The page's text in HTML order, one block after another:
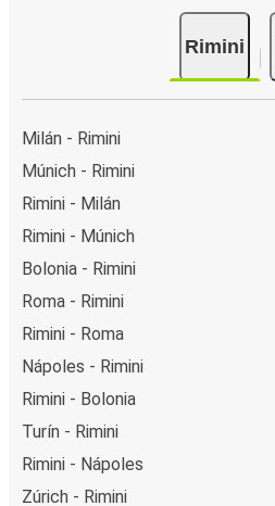
Rimini
Milán - Rimini
Múnich - Rimini
Rimini - Milán
Rimini - Múnich
Bolonia - Rimini
Roma - Rimini
Rimini - Roma
Nápoles - Rimini
Rimini - Bolonia
Turín - Rimini
Rimini - Nápoles
Zúrich - Rimini